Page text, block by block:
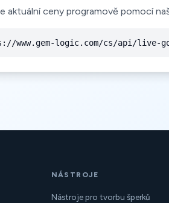
aktuální ceny programově pomocí
www.gem-logic.com/cs/api/live-
NÁSTROJE
Nástroje pro tvorbu šperků